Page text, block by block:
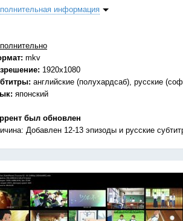
информация
mkv
1920x1080
английские (полухардсаб), русские
японский
был обновлен
Добавлен 12-13 эпизоды и русские